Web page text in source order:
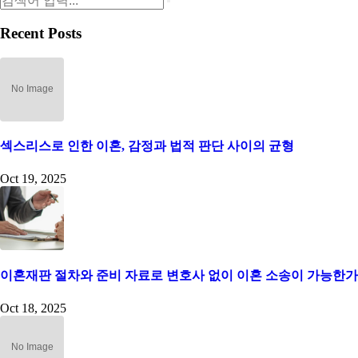
Recent Posts
섹스리스로 인한 이혼, 감정과 법적 판단 사이의 균형
Oct 19, 2025
이혼재판 절차와 준비 자료로 변호사 없이 이혼 소송이 가능한
Oct 18, 2025